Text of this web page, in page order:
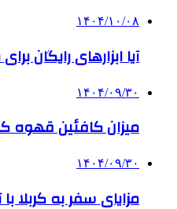
۱۴۰۴/۱۰/۰۸
آیا ابزارهای رایگان
۱۴۰۴/۰۹/۳۰
میزان کافئین قهوه
۱۴۰۴/۰۹/۳۰
مزایای سفر به کربلا